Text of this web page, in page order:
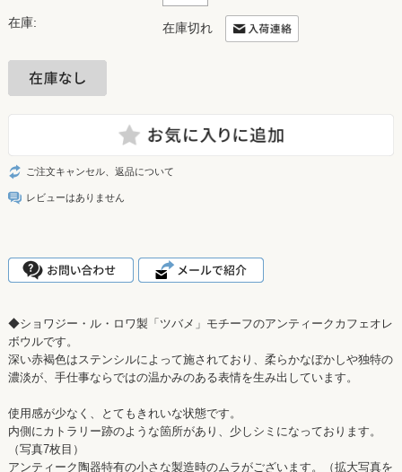
在庫: 在庫切れ
ご注文キャンセル、返品について
レビューはありません
◆ショワジー・ル・ロワ製「ツバメ」モチーフのアンティークカフェオレ
ボウルです。
深い赤褐色はステンシルによって施されており、柔らかなぼかしや独特の
濃淡が、手仕事ならではの温かみのある表情を生み出しています。
使用感が少なく、とてもきれいな状態です。
内側にカトラリー跡のような箇所があり、少しシミになっております。
（写真7枚目）
アンティーク陶器特有の小さな製造時のムラがございます。（拡大写真を